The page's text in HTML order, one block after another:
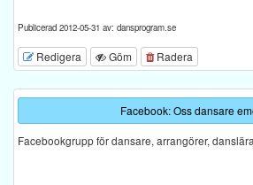
Publicerad 2012-05-31 av: dansprogram.se
Redigera Göm Radera
Facebook: Oss dansare
Facebookgrupp för dansare, arrangörer,